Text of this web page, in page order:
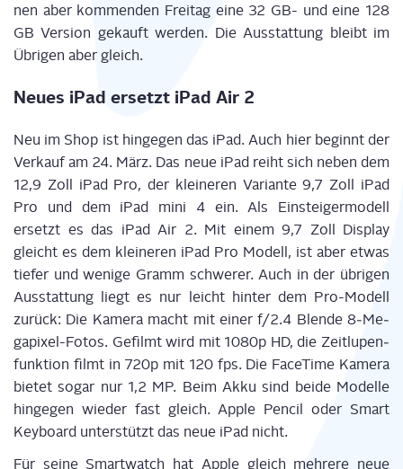
nen aber kom­men­den Frei­tag eine 32 GB- und eine 128
GB Ver­si­on gekauft wer­den. Die Aus­stat­tung bleibt im
Übri­gen aber gleich.
Neu­es iPad ersetzt iPad Air 2
Neu im Shop ist hin­ge­gen das iPad. Auch hier beginnt der
Ver­kauf am 24. März. Das neue iPad reiht sich neben dem
12,9 Zoll iPad Pro, der klei­ne­ren Vari­an­te 9,7 Zoll iPad
Pro und dem iPad mini 4 ein. Als Ein­stei­ger­mo­dell
ersetzt es das iPad Air 2. Mit einem 9,7 Zoll Dis­play
gleicht es dem klei­ne­ren iPad Pro Modell, ist aber etwas
tie­fer und weni­ge Gramm schwe­rer. Auch in der übri­gen
Aus­stat­tung liegt es nur leicht hin­ter dem Pro-Modell
zurück: Die Kame­ra macht mit einer f/2.4 Blen­de 8‑Me­
ga­pi­xel-Fotos. Gefilmt wird mit 1080p HD, die Zeit­lu­pen­
funk­ti­on filmt in 720p mit 120 fps. Die Face­Time Kame­ra
bie­tet sogar nur 1,2 MP. Beim Akku sind bei­de Model­le
hin­ge­gen wie­der fast gleich. Apple Pen­cil oder Smart
Key­board unter­stützt das neue iPad nicht.
Für sei­ne Smart­watch hat Apple gleich meh­re­re neue